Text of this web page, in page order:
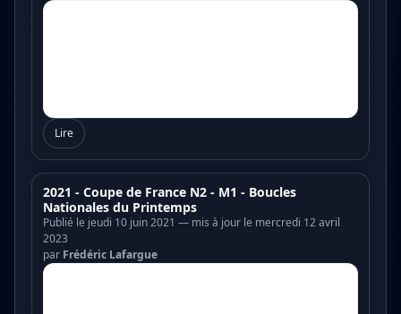
Lire
2021 - Coupe de France N2 - M1 - Boucles
Nationales du Printemps
Publié le jeudi 10 juin 2021 — mis à jour le mercredi 12 avril
2023
par Frédéric Lafargue